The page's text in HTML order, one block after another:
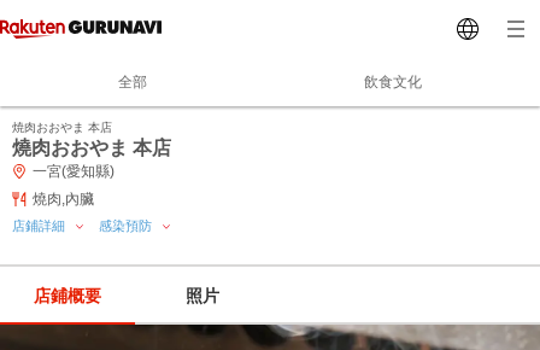
全部 飲食文化
焼肉おおやま 本店
燒肉おおやま 本店
一宮(愛知縣)
燒肉,內臟
店鋪詳細 感染預防
店鋪概要 照片